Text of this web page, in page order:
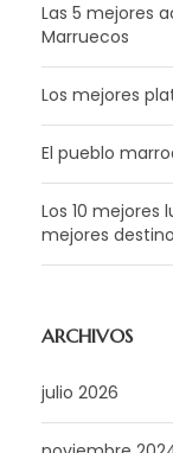
Las 5 mejores
Marruecos
Los mejores
El pueblo
Los 10 mejores
mejores
ARCHIVOS
julio 2026